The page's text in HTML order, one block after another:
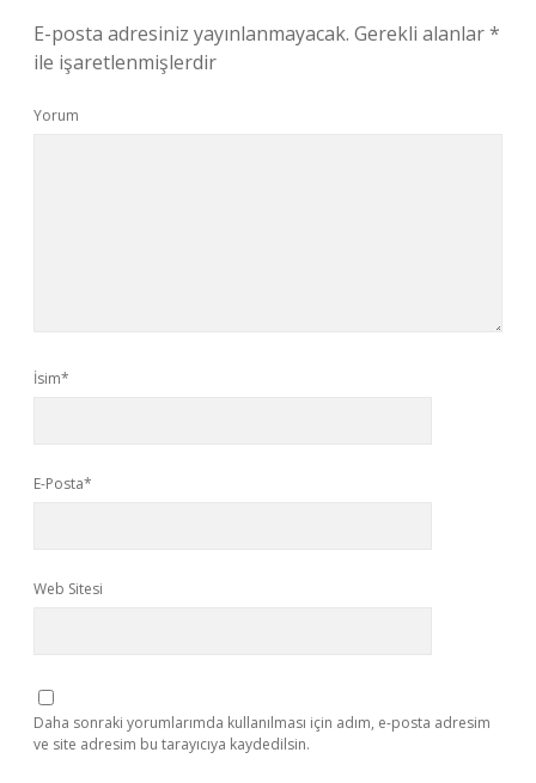
E-posta adresiniz yayınlanmayacak. Gerekli alanlar*
ile işaretlenmişlerdir
Yorum
İsim*
E-Posta*
Web Sitesi
Daha sonraki yorumlarımda kullanılması için adım, e-posta adresim
ve site adresim bu tarayıcıya kaydedilsin.